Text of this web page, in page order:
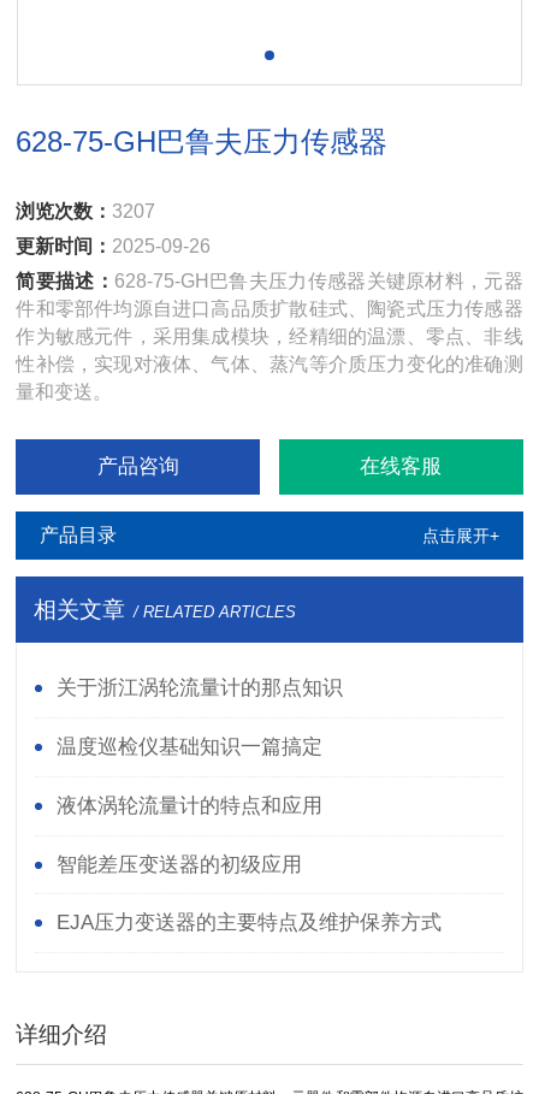
628-75-GH巴鲁夫压力传感器
浏览次数：3207
更新时间： 2025-09-26
简要描述： 628-75-GH巴鲁夫压力传感器关键原材料，元器
件和零部件均源自进口高品质扩散硅式、陶瓷式压力传感器
作为敏感元件，采用集成模块，经精细的温漂、零点、非线
性补偿，实现对液体、气体、蒸汽等介质压力变化的准确测
量和变送。
产品咨询 在线客服
产品目录 点击展开+
相关文章 / RELATED ARTICLES
关于浙江涡轮流量计的那点知识
温度巡检仪基础知识一篇搞定
液体涡轮流量计的特点和应用
智能差压变送器的初级应用
EJA压力变送器的主要特点及维护保养方式
详细介绍